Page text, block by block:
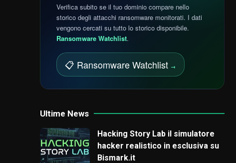
Verifica subito se il tuo dominio compare nello
storico degli attacchi ransomware monitorati. I dati
vengono cercati su tutto lo storico disponibile.
Ransomware Watchlist.
📋 Ransomware Watchlist →
Ultime News
Hacking Story Lab il simulatore
hacker realistico in esclusiva su
Bismark.it